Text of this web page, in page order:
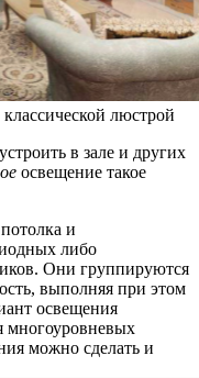
люстрой
в зале и других
освещение такое
и
либо
Они группируются
выполняя при этом
освещения
многоуровневых
можно сделать и